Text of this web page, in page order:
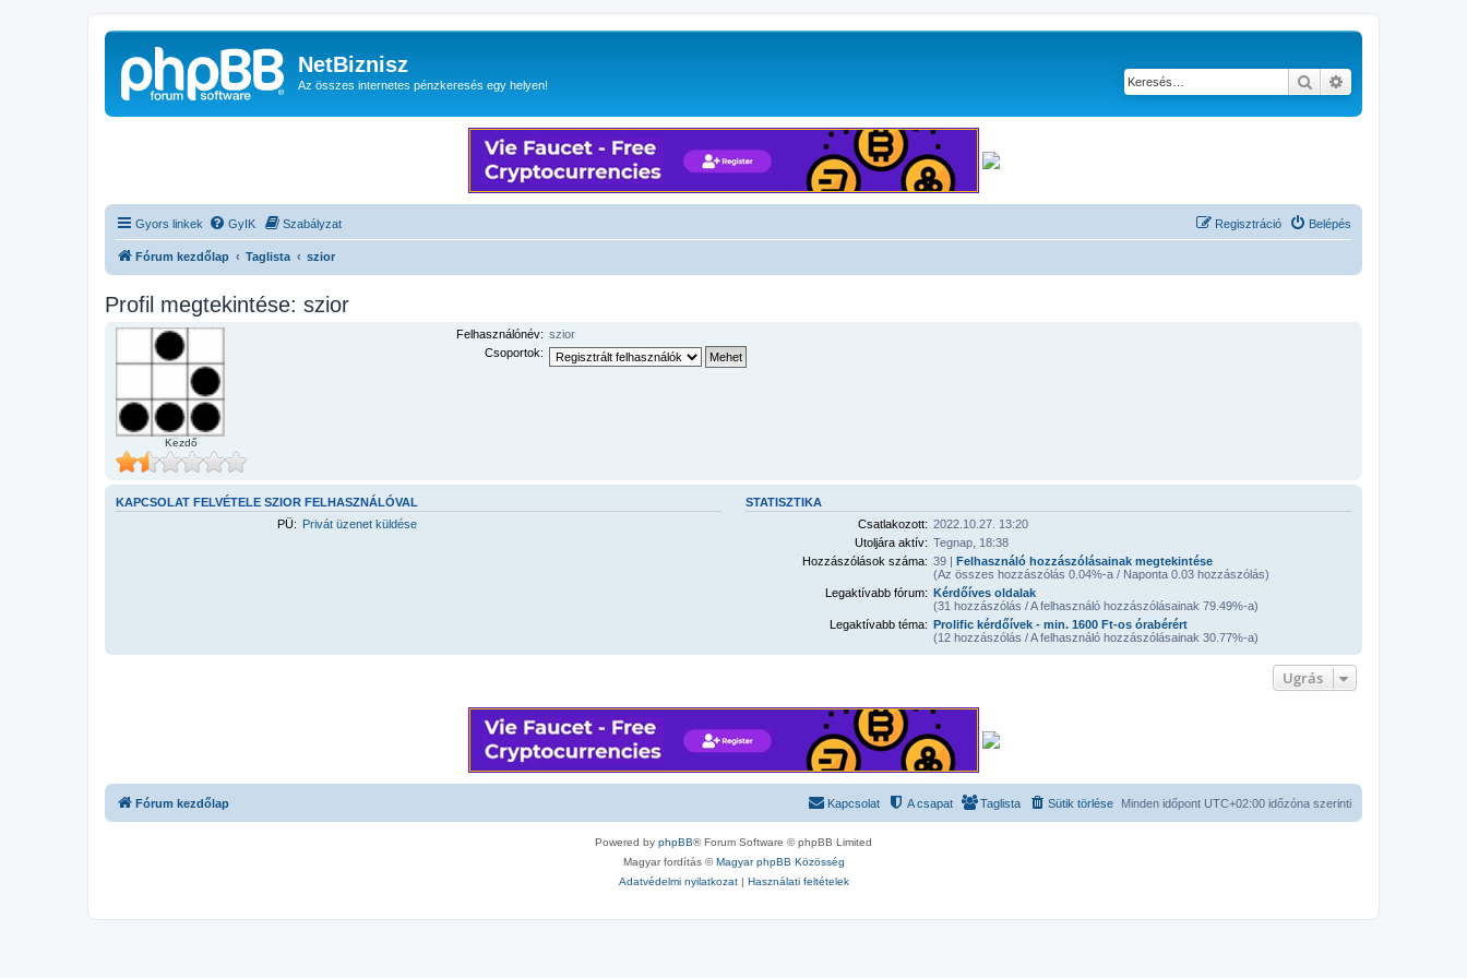
NetBiznisz
Az összes internetes pénzkeresés egy helyen! Keresés
Gyors linkek GyIK Szabályzat Belépés
Regisztráció
Fórum kezdőlap Taglista szior
Profil megtekintése: szior
Kezdő
Felhasználónév: szior
Csoportok:
KAPCSOLAT FELVÉTELE SZIOR FELHASZNÁLÓVAL
PÜ: Privát üzenet küldése
STATISZTIKA
Csatlakozott: 2022.10.27. 13:20
Utoljára aktív: Tegnap, 18:38
Hozzászólások száma: 39 | Felhasználó hozzászólásainak megtekintése
(Az összes hozzászólás 0.04%-a / Naponta 0.03 hozzászólás)
Legaktívabb fórum: Kérdőíves oldalak
(31 hozzászólás / A felhasználó hozzászólásainak 79.49%-a)
Legaktívabb téma: Prolific kérdőívek - min. 1600 Ft-os órabérért
(12 hozzászólás / A felhasználó hozzászólásainak 30.77%-a)
Ugrás
Fórum kezdőlap Minden időpont UTC+02:00 időzóna szerinti
Sütik törlése
Taglista
A csapat
Kapcsolat
Powered by phpBB® Forum Software © phpBB Limited
Magyar fordítás ©Magyar phpBB Közösség
Adatvédelmi nyilatkozat| Használati feltételek